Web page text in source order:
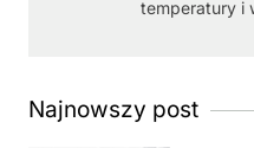
temperatury i
Najnowszy post